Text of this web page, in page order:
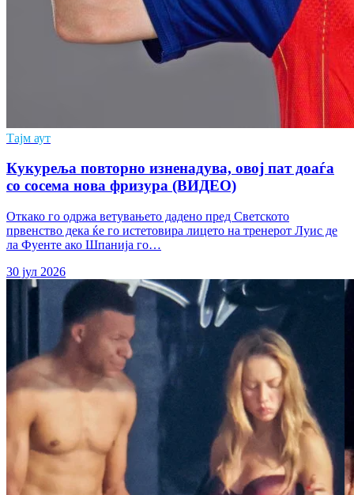
Тајм аут
Кукуреља повторно изненадува, овој пат доаѓа
со сосема нова фризура (ВИДЕО)
Откако го одржа ветувањето дадено пред Светското
првенство дека ќе го истетовира лицето на тренерот Луис де
ла Фуенте ако Шпанија го…
30 јул 2026